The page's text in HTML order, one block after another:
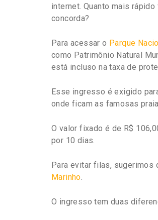
internet. Quanto mais
concorda?
Para acessar o Parque
como Patrimônio Natural
está incluso na taxa de
Esse ingresso é exigido
onde ficam as famosas
O valor fixado é de R$
por 10 dias.
Para evitar filas, sugerimos
Marinho.
O ingresso tem duas